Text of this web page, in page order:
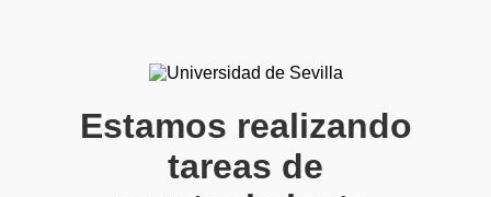
Estamos realizando
tareas de